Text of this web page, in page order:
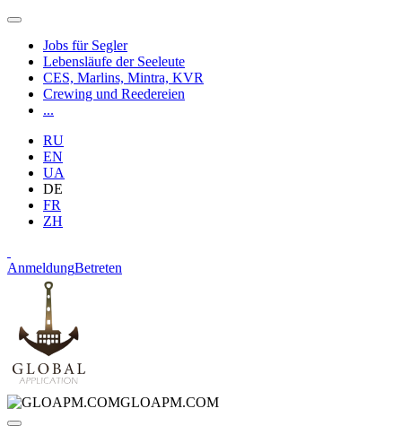
Jobs für Segler
Lebensläufe der Seeleute
CES, Marlins, Mintra, KVR
Crewing und Reedereien
...
RU
EN
UA
DE
FR
ZH
AnmeldungBetreten
GLOAPM.COM